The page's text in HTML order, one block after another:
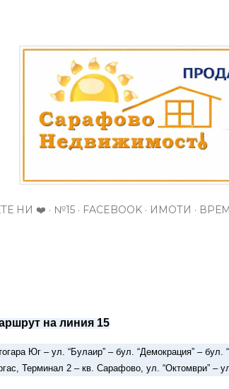
НИ ❤️ №15 FACEBOOK ИМОТИ
на линия 15
Юг – ул. “Булаир” – бул. “Демокрация” –
Терминал 2 – кв. Сарафово, ул. “Октомври” –